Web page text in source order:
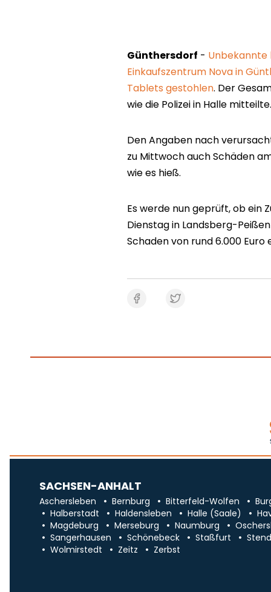
Günthersdorf - Unbekannte
Einkaufszentrum Nova in
Tablets gestohlen. Der
wie die Polizei in Halle mitteilte.
Den Angaben nach
zu Mittwoch auch Schäden
wie es hieß.
Es werde nun geprüft, ob ein
Dienstag in Landsberg-
Schaden von rund 6.000 Euro
SACHSEN-ANHALT
Aschersleben Bernburg Bitterfeld-Wolfen
Halberstadt
Haldensleben Halle (Saale)
Magdeburg
Merseburg Naumburg
Sangerhausen
Schönebeck Staßfurt
Wolmirstedt
Zeitz Zerbst